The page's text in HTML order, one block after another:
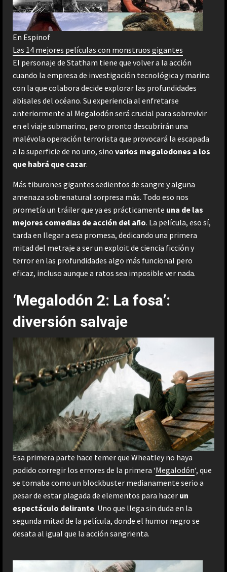
En Espinof
Las 14 mejores películas con monstruos gigantes
El personaje de Statham tiene que volver a la acción
cuando la empresa de investigación tecnológica y marina
con la que colabora decide explorar las profundidades
abisales del océano. Su experiencia al enfretarse
anteriormente al Megalodón será crucial para sobrevivir
en el viaje submarino, pero pronto descubrirán una
malévola operación terrorista que provocará la escapada
a la superficie de no uno, sino varios megalodones a los
que habrá que cazar.
Más tiburones gigantes sedientos de sangre y alguna
amenaza sobrenatural sorpresa más. Todo eso nos
prometía un tráiler que ya es prácticamente una de las
mejores comedias de acción del año. La película, eso sí,
tarda en llegar a esa promesa, dedicando una primera
mitad del metraje a ser un exploit de ciencia ficción y
terror en las profundidades algo más funcional pero
eficaz, incluso aunque a ratos sea imposible ver nada.
‘Megalodón 2: La fosa’:
diversión salvaje
Esa primera parte hace temer que Wheatley no haya
podido corregir los errores de la primera ‘Megalodón‘, que
se tomaba como un blockbuster medianamente serio a
pesar de estar plagada de elementos para hacer un
espectáculo delirante. Uno que llega sin duda en la
segunda mitad de la película, donde el humor negro se
desata al igual que la acción sangrienta.